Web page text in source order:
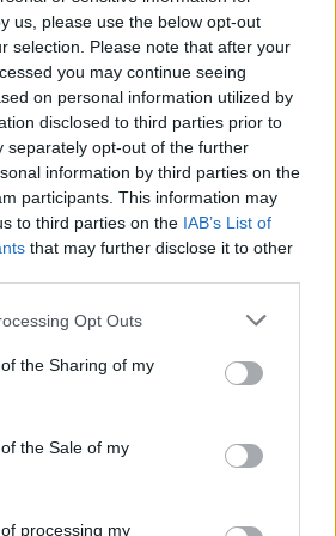
us, please use the below opt-out
selection. Please note that after your
you may continue seeing
on personal information utilized by
disclosed to third parties prior to
separately opt-out of the further
information by third parties on the
participants. This information may
to third parties on the IAB’s List of
that may further disclose it to other
Opt Outs
the Sharing of my
the Sale of my
processing my
regulāri sācis rūpīgi
apavus un sasmaržoties,
ļoti patikt. Aktuāls tikai
ģimeni. Izklausās it kā gaužām
krāpšana lielai daļai vīriešu
vainas sajūtu. Krāpjošais
bērnu priekšā nereti jūtas tik
darīt teju visu, lai ar šīm savām
ceļojumi visai ģimenei,
bērniem, romantiska
viss praktiski vienā laikā un
uzvedībā. Parasti jau liekas – ja
kontakta ar savu
ka viņš iekāro kādu citu.